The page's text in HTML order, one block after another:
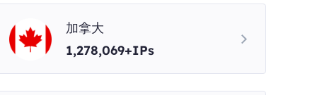
加拿大
1,278,069+IPs